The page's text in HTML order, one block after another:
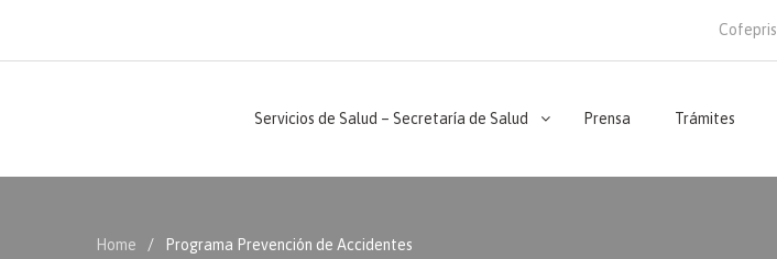
Cofepris
Servicios de Salud – Secretaría de Salud Prensa Trámites
Home Programa Prevención de Accidentes